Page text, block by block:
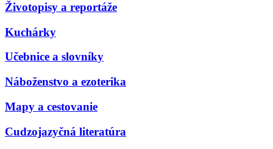
Životopisy a reportáže
Kuchárky
Učebnice a slovníky
Náboženstvo a ezoterika
Mapy a cestovanie
Cudzojazyčná literatúra